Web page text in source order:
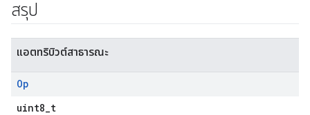
สรุป
แอตทริบิวต์สาธารณะ
Op
uint8_t